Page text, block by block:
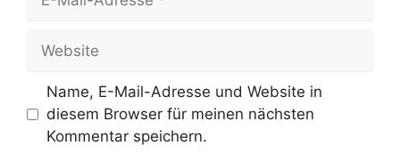
Mail-
Name, E-Mail-Adresse und Website in
diesem Browser für meinen nächsten
Kommentar speichern.